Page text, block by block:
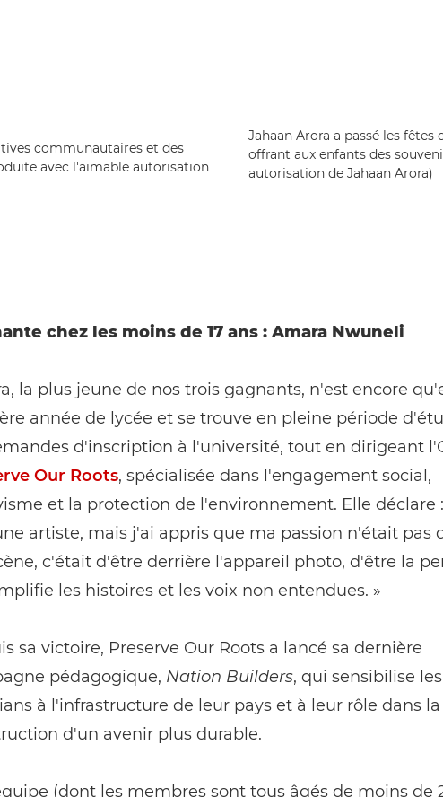
communautaires et des
avec l'aimable autorisation
Jahaan Arora a passé les
offrant aux enfants des
autorisation de Jahaan Arora)
chez les moins de 17 ans : Amara Nwuneli
la plus jeune de nos trois gagnants, n'est encore
année de lycée et se trouve en pleine période
d'inscription à l'université, tout en dirigeant
Our Roots, spécialisée dans l'engagement social,
et la protection de l'environnement. Elle déclare :
artiste, mais j'ai appris que ma passion n'était pas
c'était d'être derrière l'appareil photo, d'être la
les histoires et les voix non entendues. »
sa victoire, Preserve Our Roots a lancé sa dernière
pédagogique, Nation Builders, qui sensibilise
à l'infrastructure de leur pays et à leur rôle dans la
d'un avenir plus durable.
(dont les membres sont tous âgés de moins de